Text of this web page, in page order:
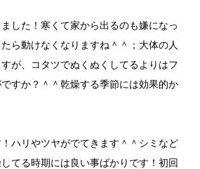
した！寒くて家から出るのも嫌になっ
ら動けなくなりますね＾＾；大体の人
が、コタツでぬくぬくしてるよりはフ
すか？＾＾乾燥する季節には効果的か
ハリやツヤがでてきます＾＾シミなど
てる時期には良い事ばかりです！初回